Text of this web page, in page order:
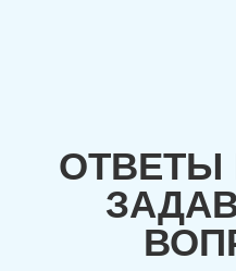
ОТВЕТЫ